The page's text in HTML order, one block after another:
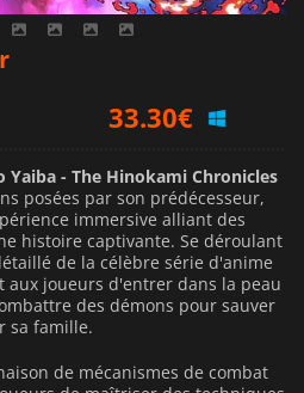
33.30€
33.69€
Yaiba - The Hinokami Chronicles
posées par son prédécesseur,
immersive alliant des
histoire captivante. Se déroulant
de la célèbre série d'anime
aux joueurs d'entrer dans la peau
des démons pour sauver
sa famille.
de mécanismes de combat